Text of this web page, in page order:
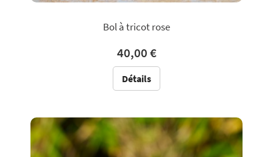
Bol à tricot rose
40,00 €
Détails